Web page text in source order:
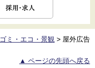
ゴミ・エコ・景観 > 屋外広告
▲ ページの先頭へ戻る